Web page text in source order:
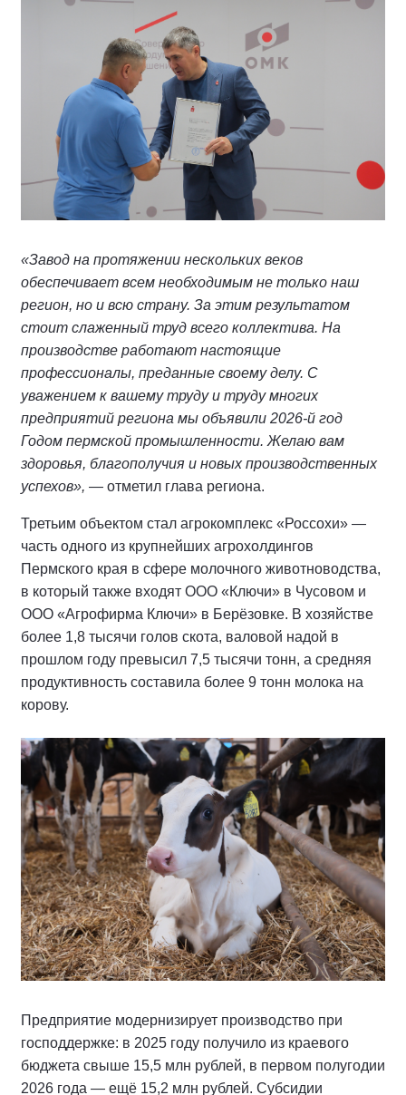
«Завод на протяжении нескольких веков
обеспечивает всем необходимым не только наш
регион, но и всю страну. За этим результатом
стоит слаженный труд всего коллектива. На
производстве работают настоящие
профессионалы, преданные своему делу. С
уважением к вашему труду и труду многих
предприятий региона мы объявили 2026-й год
Годом пермской промышленности. Желаю вам
здоровья, благополучия и новых производственных
успехов», — отметил глава региона.
Третьим объектом стал агрокомплекс «Россохи» —
часть одного из крупнейших агрохолдингов
Пермского края в сфере молочного животноводства,
в который также входят ООО «Ключи» в Чусовом и
ООО «Агрофирма Ключи» в Берёзовке. В хозяйстве
более 1,8 тысячи голов скота, валовой надой в
прошлом году превысил 7,5 тысячи тонн, а средняя
продуктивность составила более 9 тонн молока на
корову.
Предприятие модернизирует производство при
господдержке: в 2025 году получило из краевого
бюджета свыше 15,5 млн рублей, в первом полугодии
2026 года — ещё 15,2 млн рублей. Субсидии